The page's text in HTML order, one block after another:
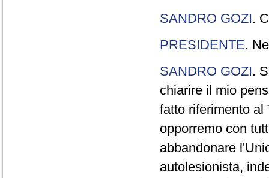
SANDRO GOZI.
PRESIDENTE.
SANDRO GOZI.
chiarire il mio
fatto riferimento al
opporremo con
abbandonare
autolesionista,